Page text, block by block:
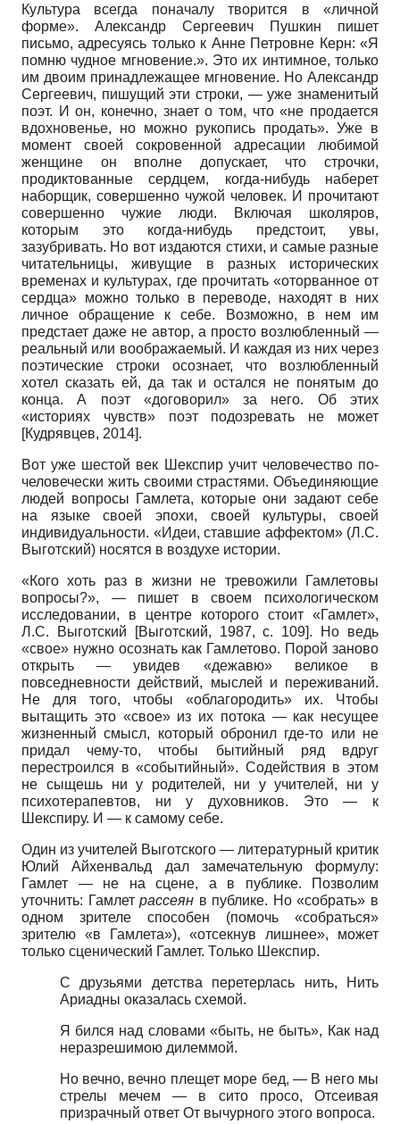
Культура всегда поначалу творится в «личной
форме». Александр Сергеевич Пушкин пишет
письмо, адресуясь только к Анне Петровне Керн: «Я
помню чудное мгновение.». Это их интимное, только
им двоим принадлежащее мгновение. Но Александр
Сергеевич, пишущий эти строки, — уже знаменитый
поэт. И он, конечно, знает о том, что «не продается
вдохновенье, но можно рукопись продать». Уже в
момент своей сокровенной адресации любимой
женщине он вполне допускает, что строчки,
продиктованные сердцем, когда-нибудь наберет
наборщик, совершенно чужой человек. И прочитают
совершенно чужие люди. Включая школяров,
которым это когда-нибудь предстоит, увы,
зазубривать. Но вот издаются стихи, и самые разные
читательницы, живущие в разных исторических
временах и культурах, где прочитать «оторванное от
сердца» можно только в переводе, находят в них
личное обращение к себе. Возможно, в нем им
предстает даже не автор, а просто возлюбленный —
реальный или воображаемый. И каждая из них через
поэтические строки осознает, что возлюбленный
хотел сказать ей, да так и остался не понятым до
конца. А поэт «договорил» за него. Об этих
«историях чувств» поэт подозревать не может
[Кудрявцев, 2014].
Вот уже шестой век Шекспир учит человечество по-
человечески жить своими страстями. Объединяющие
людей вопросы Гамлета, которые они задают себе
на языке своей эпохи, своей культуры, своей
индивидуальности. «Идеи, ставшие аффектом» (Л.С.
Выготский) носятся в воздухе истории.
«Кого хоть раз в жизни не тревожили Гамлетовы
вопросы?», — пишет в своем психологическом
исследовании, в центре которого стоит «Гамлет»,
Л.С. Вы­готский
[Выготский, 1987, с. 109]. Но ведь
«свое» нужно осознать как Гамлетово. Порой заново
открыть — увидев «де­жавю» великое в
повседневности действий, мыслей и переживаний.
Не для того, чтобы «облагородить» их. Чтобы
вытащить это «свое» из их потока — как несущее
жизненный смысл, который обронил где-то или не
придал чему-то, чтобы бытийный ряд вдруг
перестроился в «событийный». Содействия в этом
не сыщешь ни у родителей, ни у учителей, ни у
психотерапевтов, ни у духовников. Это — к
Шекспиру. И — к самому себе.
Один из учителей Выготского — литературный критик
Юлий Айхенвальд дал замечательную формулу:
Гамлет — не на сцене, а в публике. Позволим
уточнить: Гамлетрассеян в публике. Но «собрать» в
одном зрителе способен (помочь «собраться»
зрителю «в Гамлета»), «отсекнув лишнее», может
только сценический Гамлет. Только Шекспир.
С друзьями детства перетерлась нить, Нить
Ариадны оказалась схемой.
Я бился над словами «быть, не быть», Как над
неразрешимою дилеммой.
Но вечно, вечно плещет море бед, — В него мы
стрелы мечем — в сито просо, Отсеивая
призрачный ответ От вычурного этого вопроса.